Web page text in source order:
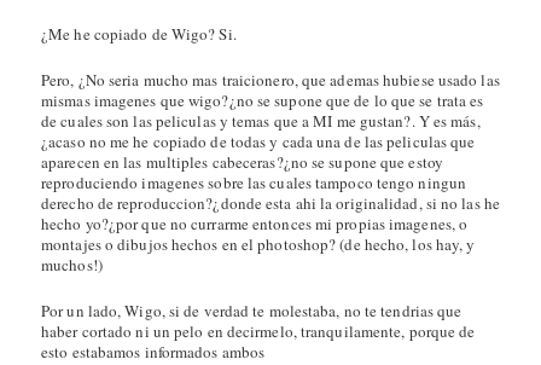
¿Me he copiado de Wigo? Si.
Pero, ¿No seria mucho mas traicionero, que ademas hubiese usado las
mismas imagenes que wigo?¿no se supone que de lo que se trata es
de cuales son las peliculas y temas que a MI me gustan?. Y es más,
¿acaso no me he copiado de todas y cada una de las peliculas que
aparecen en las multiples cabeceras?¿no se supone que estoy
reproduciendo imagenes sobre las cuales tampoco tengo ningun
derecho de reproduccion?¿donde esta ahi la originalidad, si no las he
hecho yo?¿por que no currarme entonces mi propias imagenes, o
montajes o dibujos hechos en el photoshop? (de hecho, los hay, y
muchos!)
Por un lado, Wigo, si de verdad te molestaba, no te tendrias que
haber cortado ni un pelo en decirmelo, tranquilamente, porque de
esto estabamos informados ambos